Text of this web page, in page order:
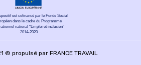
est cofinancé par le Fonds Social
dans le cadre du Programme
national "Emploi et inclusion"
2014-2020
© propulsé par FRANCE TRAVAIL